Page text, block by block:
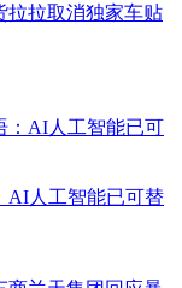
拉拉取消独家车贴
AI人工智能已可替